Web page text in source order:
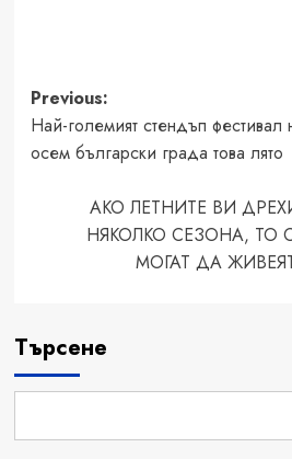
Post
navigation
Previous:
Най-големият стендъп фестивал
осем български града това лято
АКО ЛЕТНИТЕ ВИ
НЯКОЛКО СЕЗОНА, ТО
МОГАТ ДА
Търсене